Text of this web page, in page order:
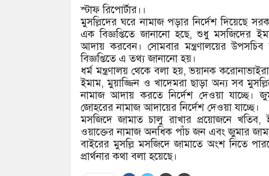
স্টাফ রিপোর্টার।।
মুসল্লিদের ঘরে নামাজ পড়ার নির্দেশ দিয়েছে
এক বিজ্ঞপ্তিতে জানানো হছে, শুধু মসজিদের
আদায় করবেন। সোমবার মন্ত্রণালয়ের
বিজ্ঞপ্তিতে এ তথ্য জানানো হয়।
ধর্ম মন্ত্রণালয় থেকে বলা হয়, ভয়ানক
ইমাম, মুয়াজ্জিন ও খাদেমরা ছাড়া অন্য সব
নামাজ আদায় করতে নির্দেশ দেওয়া যাচ্ছে।
জোহরের নামাজ আদায়ের নির্দেশ দেওয়া যাচ্ছে।
মসজিদে জামাত চালু রাখার প্রয়োজনে খতিব,
ওয়াক্তের নামাজ অনধিক পাঁচ জন এবং জুমার
বাইরের মুসল্লি মসজিদে জামাতে অংশ নিতে
প্রার্থনার কথা বলা হয়েছে।